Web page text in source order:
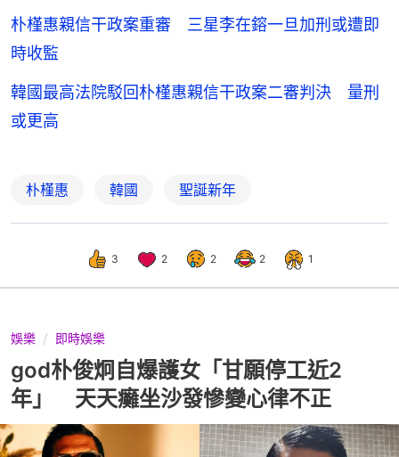
朴槿惠親信干政案重審 三星李在鎔一旦加刑或遭即
時收監
韓國最高法院駁回朴槿惠親信干政案二審判決 量刑
或更高
朴槿惠 韓國 聖誕新年
3 2 2 2 1
娛樂 即時娛樂
god朴俊炯自爆護女「甘願停工近2
年」 天天癱坐沙發慘變心律不正